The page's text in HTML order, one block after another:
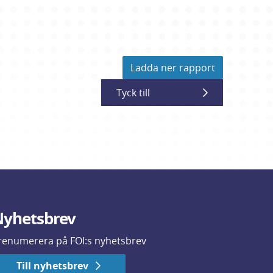
Ladda ner rapport
Tyck till
på FOI:s nyhetsbrev
Till nyhetsbrev